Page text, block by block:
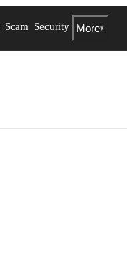
Scam Security More▾